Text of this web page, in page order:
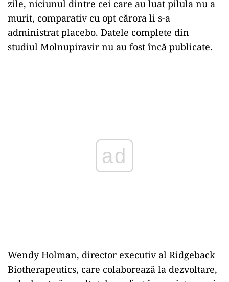
zile, niciunul dintre cei care au luat pilula nu a
murit, comparativ cu opt cărora li s-a
administrat placebo. Datele complete din
studiul Molnupiravir nu au fost încă publicate.
ad
Wendy Holman, director executiv al Ridgeback
Biotherapeutics, care colaborează la dezvoltare,